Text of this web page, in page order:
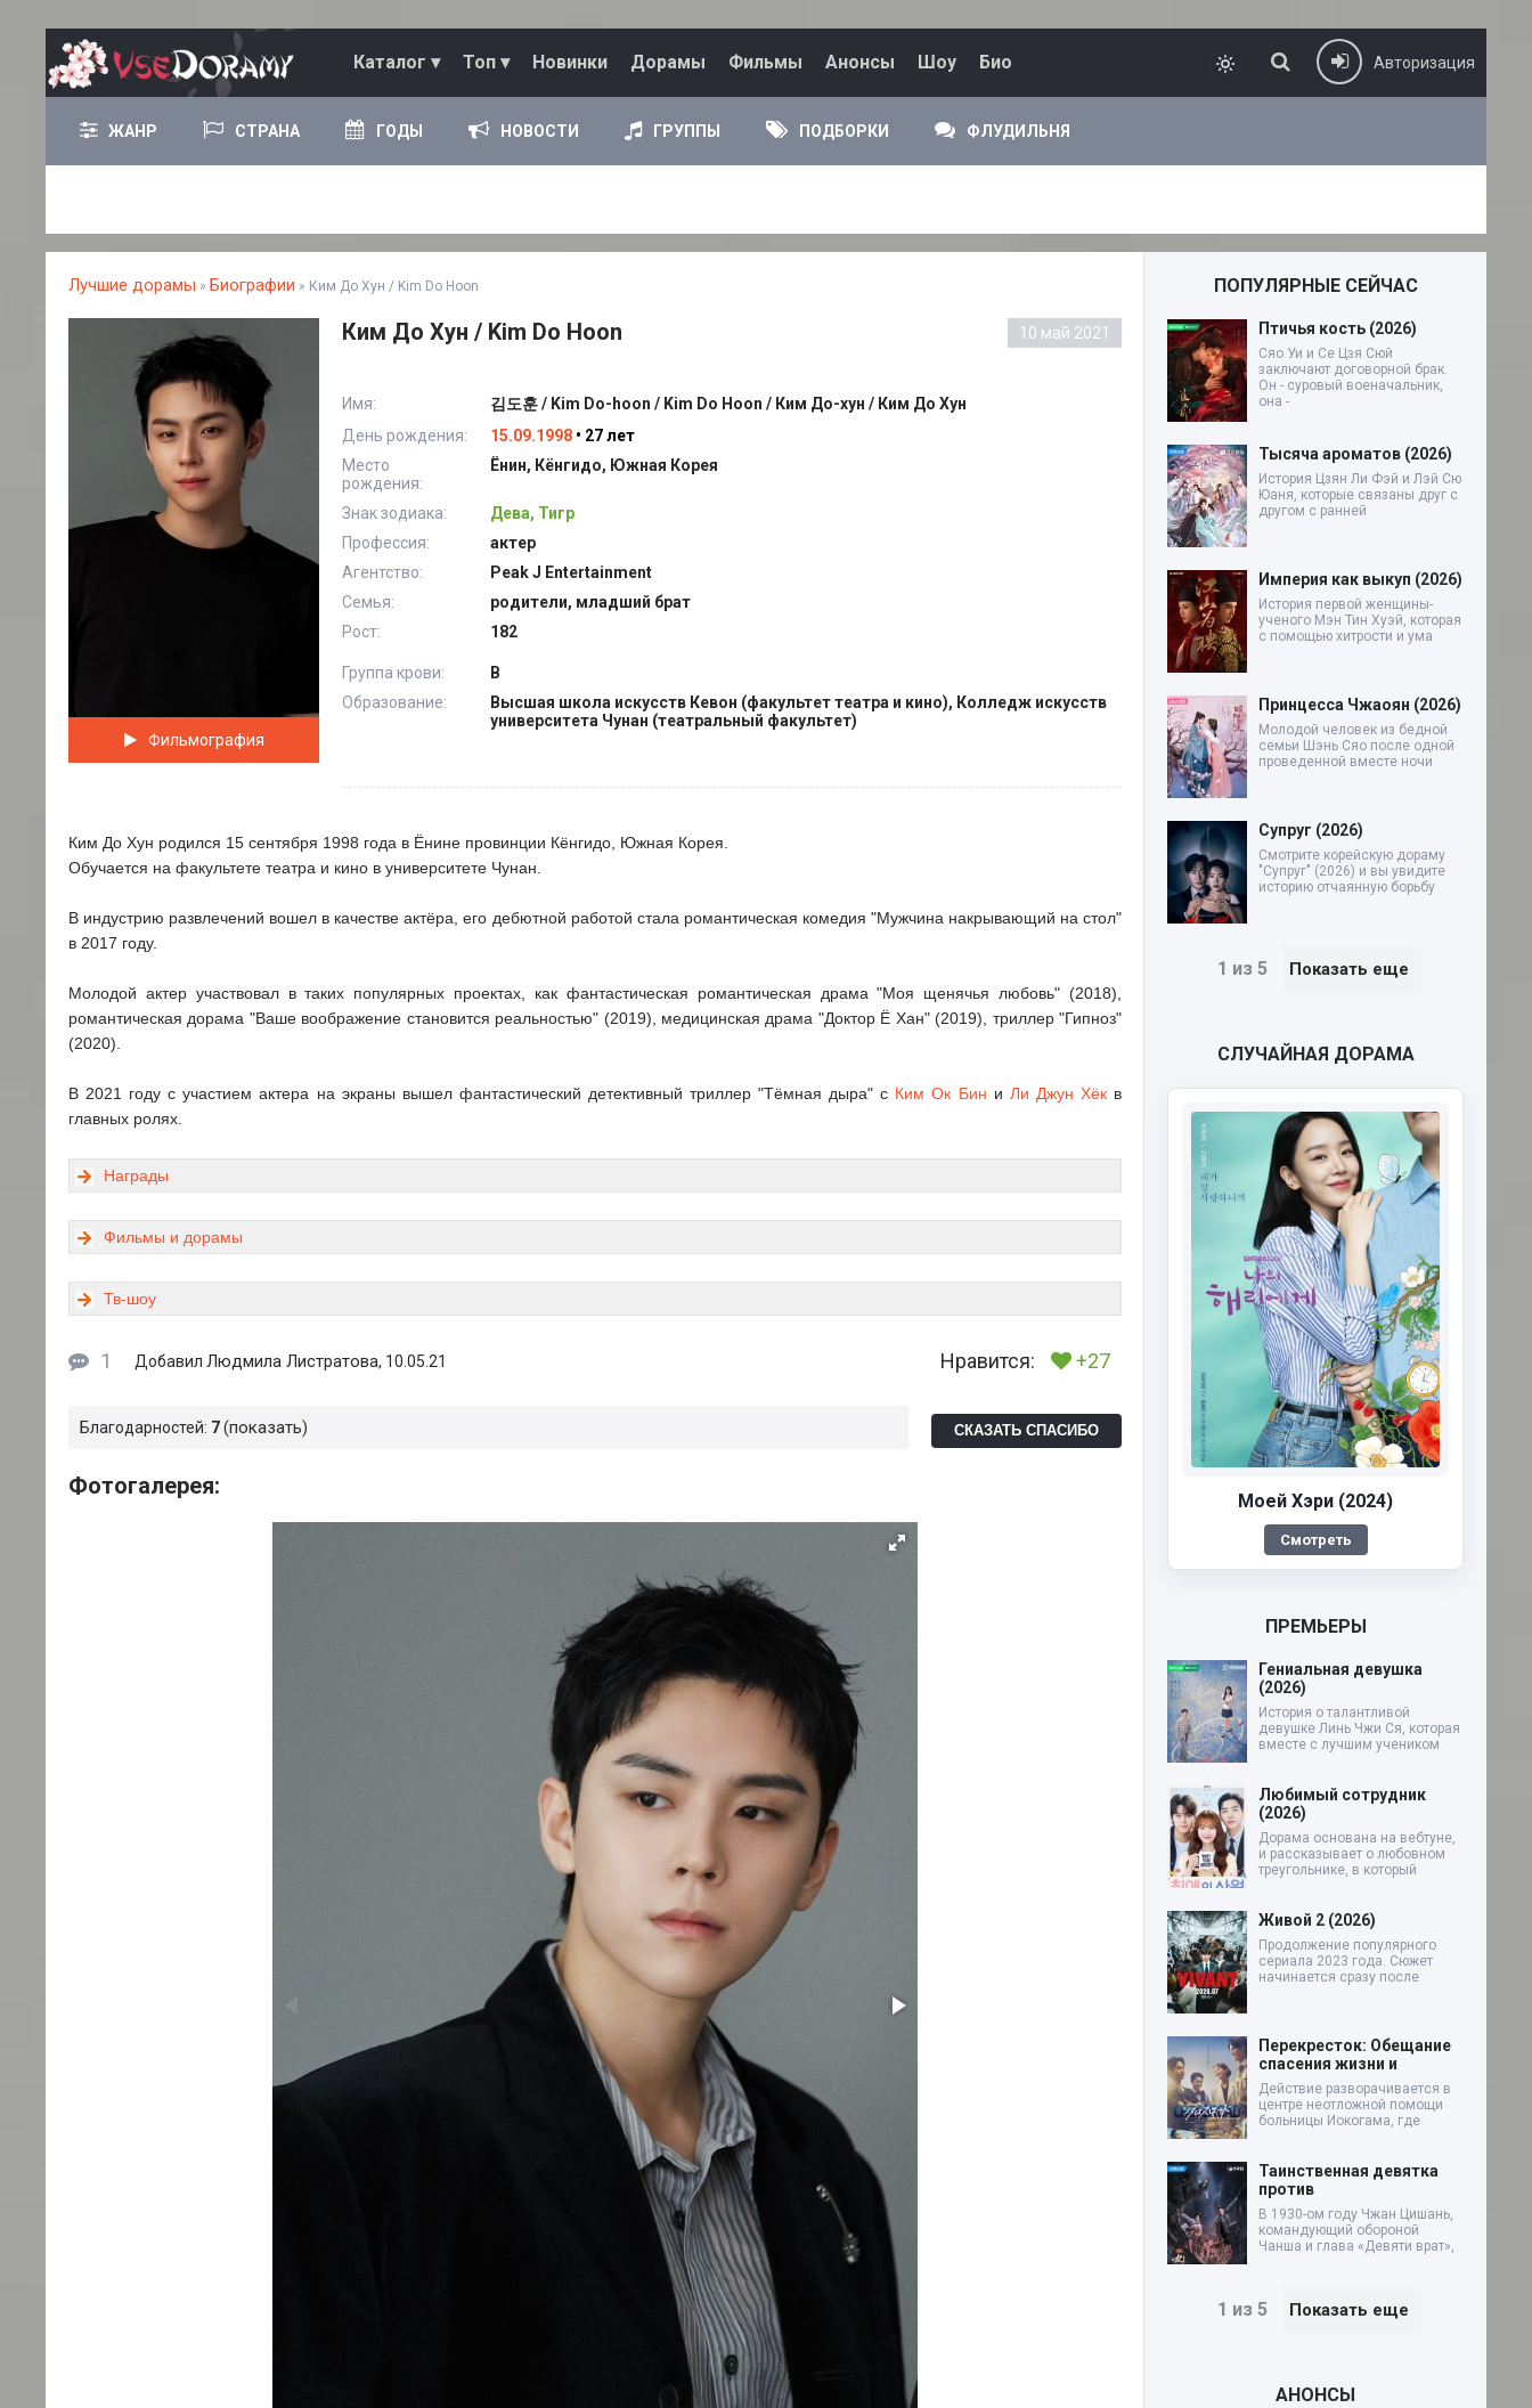
Каталог ▾ Топ ▾ Новинки Дорамы Фильмы Анонсы Шоу Био Авторизация
ЖАНР СТРАНА ГОДЫ НОВОСТИ ГРУППЫ ПОДБОРКИ ФЛУДИЛЬНЯ
Лучшие дорамы » Биографии » Ким До Хун / Kim Do Hoon
Фильмография
Ким До Хун / Kim Do Hoon 10 май 2021
Имя:
김도훈 / Kim Do-hoon / Kim Do Hoon / Ким До-хун / Ким До Хун
День рождения:
15.09.1998 • 27 лет
Место
рождения:
Ёнин, Кёнгидо, Южная Корея
Знак зодиака:
Дева, Тигр
Профессия:
актер
Агентство:
Peak J Entertainment
Семья:
родители, младший брат
Рост:
182
Группа крови:
В
Образование:
Высшая школа искусств Кевон (факультет театра и кино), Колледж искусств
университета Чунан (театральный факультет)
Ким До Хун родился 15 сентября 1998 года в Ёнине провинции Кёнгидо, Южная Корея.
Обучается на факультете театра и кино в университете Чунан.
В индустрию развлечений вошел в качестве актёра, его дебютной работой стала романтическая комедия "Мужчина накрывающий на стол"
в 2017 году.
Молодой актер участвовал в таких популярных проектах, как фантастическая романтическая драма "Моя щенячья любовь" (2018),
романтическая дорама "Ваше воображение становится реальностью" (2019), медицинская драма "Доктор Ё Хан" (2019), триллер "Гипноз"
(2020).
В 2021 году с участием актера на экраны вышел фантастический детективный триллер "Тёмная дыра" с Ким Ок Бин и Ли Джун Хёк в
главных ролях.
Награды
Фильмы и дорамы
Тв-шоу
1 Добавил Людмила Листратова, 10.05.21 Нравится: +27
Благодарностей: 7 показать СКАЗАТЬ СПАСИБО
Фотогалерея:
ПОПУЛЯРНЫЕ СЕЙЧАС
Птичья кость (2026)
Сяо Уи и Се Цзя Сюй
заключают договорной брак.
Он - суровый военачальник,
она -
Тысяча ароматов (2026)
История Цзян Ли Фэй и Лэй Сю
Юаня, которые связаны друг с
другом с ранней
Империя как выкуп (2026)
История первой женщины-
ученого Мэн Тин Хуэй, которая
с помощью хитрости и ума
Принцесса Чжаоян (2026)
Молодой человек из бедной
семьи Шэнь Сяо после одной
проведенной вместе ночи
Супруг (2026)
Смотрите корейскую дораму
"Супруг" (2026) и вы увидите
историю отчаянную борьбу
1 из 5 Показать еще
СЛУЧАЙНАЯ ДОРАМА
Моей Хэри (2024)
Смотреть
ПРЕМЬЕРЫ
Гениальная девушка
(2026)
История о талантливой
девушке Линь Чжи Ся, которая
вместе с лучшим учеником
Любимый сотрудник
(2026)
Дорама основана на вебтуне,
и рассказывает о любовном
треугольнике, в который
Живой 2 (2026)
Продолжение популярного
сериала 2023 года. Сюжет
начинается сразу после
Перекресток: Обещание
спасения жизни и
Действие разворачивается в
центре неотложной помощи
больницы Иокогама, где
Таинственная девятка
против
В 1930-ом году Чжан Цишань,
командующий обороной
Чанша и глава «Девяти врат»,
1 из 5 Показать еще
АНОНСЫ